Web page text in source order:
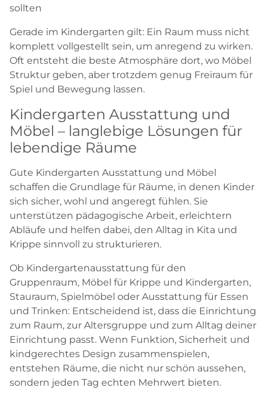
sollten
Gerade im Kindergarten gilt: Ein Raum muss nicht
komplett vollgestellt sein, um anregend zu wirken.
Oft entsteht die beste Atmosphäre dort, wo Möbel
Struktur geben, aber trotzdem genug Freiraum für
Spiel und Bewegung lassen.
Kindergarten Ausstattung und
Möbel – langlebige Lösungen für
lebendige Räume
Gute Kindergarten Ausstattung und Möbel
schaffen die Grundlage für Räume, in denen Kinder
sich sicher, wohl und angeregt fühlen. Sie
unterstützen pädagogische Arbeit, erleichtern
Abläufe und helfen dabei, den Alltag in Kita und
Krippe sinnvoll zu strukturieren.
Ob Kindergartenausstattung für den
Gruppenraum, Möbel für Krippe und Kindergarten,
Stauraum, Spielmöbel oder Ausstattung für Essen
und Trinken: Entscheidend ist, dass die Einrichtung
zum Raum, zur Altersgruppe und zum Alltag deiner
Einrichtung passt. Wenn Funktion, Sicherheit und
kindgerechtes Design zusammenspielen,
entstehen Räume, die nicht nur schön aussehen,
sondern jeden Tag echten Mehrwert bieten.